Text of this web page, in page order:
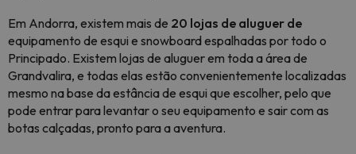
Em Andorra, existem mais de 20 lojas de aluguer de
equipamento de esqui e snowboard espalhadas por todo o
Principado. Existem lojas de aluguer em toda a área de
Grandvalira, e todas elas estão convenientemente localizadas
mesmo na base da estância de esqui que escolher, pelo que
pode entrar para levantar o seu equipamento e sair com as
botas calçadas, pronto para a aventura.